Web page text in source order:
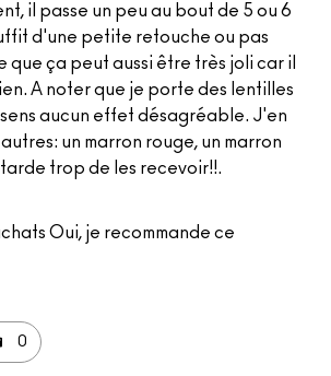
il passe un peu au bout de 5 ou 6
d'une petite retouche ou pas
que ça peut aussi être très joli car il
A noter que je porte des lentilles
aucun effet désagréable. J'en
un marron rouge, un marron
tarde trop de les recevoir!!.
Oui, je recommande ce
0